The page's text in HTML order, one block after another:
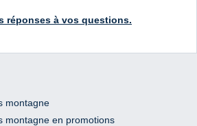
réponses à vos questions.
montagne
montagne en promotions